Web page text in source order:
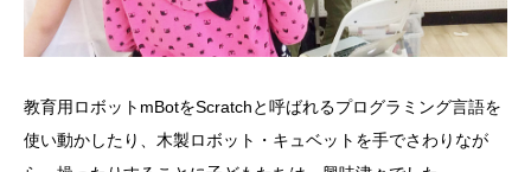
教育用ロボットmBotをScratchと呼ばれるプログラミング言語を
使い動かしたり、木製ロボット・キュベットを手でさわりなが